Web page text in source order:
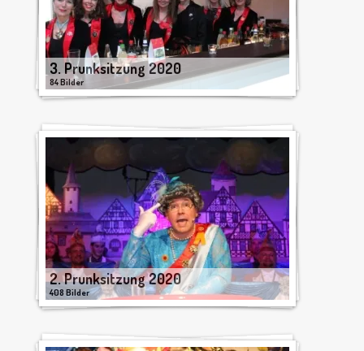
3. Prunksitzung 2020
84 Bilder
2. Prunksitzung 2020
408 Bilder